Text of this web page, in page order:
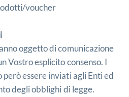
voucher
oggetto di comunicazione
Vostro esplicito consenso. I
essere inviati agli Enti ed
degli obblighi di legge.